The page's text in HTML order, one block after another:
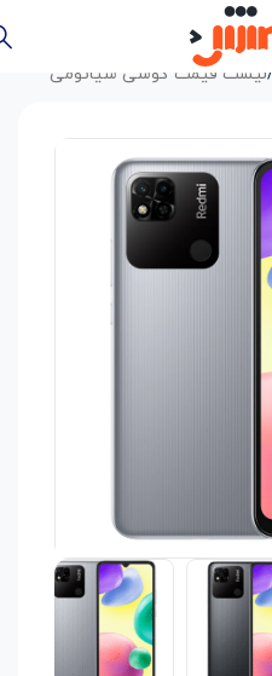
/لیست قیمت گوشی شیائومی